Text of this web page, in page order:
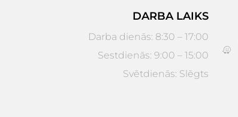
DARBA LAIKS
Darba dienās: 8:30 – 17:00
Sestdienās: 9:00 – 15:00
Svētdienās: Slēgts